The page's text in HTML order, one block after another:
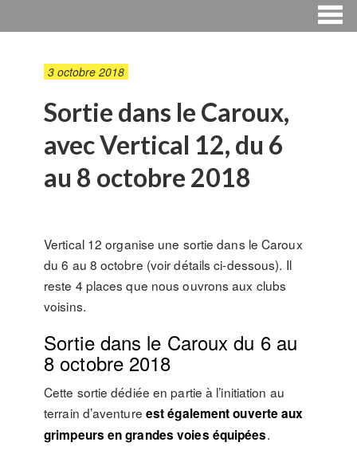
3 octobre 2018
Sortie dans le Caroux,
avec Vertical 12, du 6
au 8 octobre 2018
Vertical 12 organise une sortie dans le Caroux
du 6 au 8 octobre (voir détails ci-dessous). Il
reste 4 places que nous ouvrons aux clubs
voisins.
Sortie dans le Caroux du 6 au
8 octobre 2018
Cette sortie dédiée en partie à l’initiation au
terrain d’aventure est également ouverte aux
grimpeurs en grandes voies équipées.